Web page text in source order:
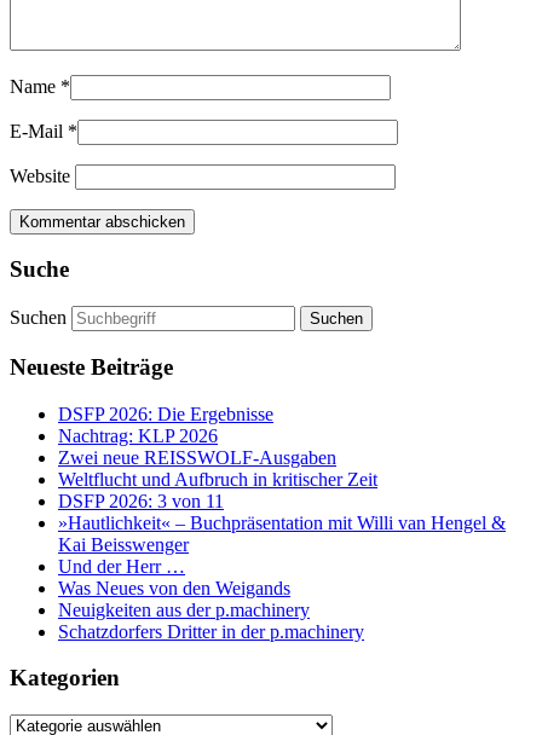
Name *
E-Mail *
Website
Suche
Suchen
Neueste Beiträge
DSFP 2026: Die Ergebnisse
Nachtrag: KLP 2026
Zwei neue REISSWOLF-Ausgaben
Weltflucht und Aufbruch in kritischer Zeit
DSFP 2026: 3 von 11
»Hautlichkeit« – Buchpräsentation mit Willi van Hengel &
Kai Beisswenger
Und der Herr …
Was Neues von den Weigands
Neuigkeiten aus der p.machinery
Schatzdorfers Dritter in der p.machinery
Kategorien
Kategorien